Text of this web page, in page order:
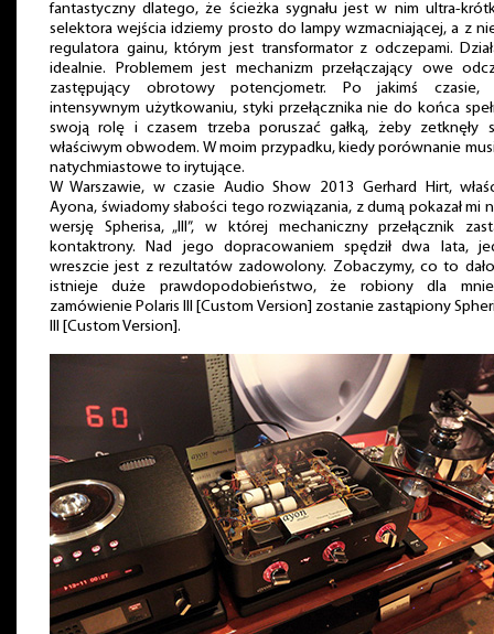
fantastyczny dlatego, że ścieżka sygnału jest w nim ultra-
selektora wejścia idziemy prosto do lampy wzmacniającej, a z
regulatora gainu, którym jest transformator z odczepami.
idealnie. Problemem jest mechanizm przełączający owe
zastępujący obrotowy potencjometr. Po jakimś czasie,
intensywnym użytkowaniu, styki przełącznika nie do końca
swoją rolę i czasem trzeba poruszać gałką, żeby zetknęły
właściwym obwodem. W moim przypadku, kiedy porównanie
natychmiastowe to irytujące.
W Warszawie, w czasie Audio Show 2013 Gerhard Hirt,
Ayona, świadomy słabości tego rozwiązania, z dumą pokazał mi
wersję Spherisa, „III”, w której mechaniczny przełącznik
kontaktrony. Nad jego dopracowaniem spędził dwa lata,
wreszcie jest z rezultatów zadowolony. Zobaczymy, co to
istnieje duże prawdopodobieństwo, że robiony dla
zamówienie Polaris III [Custom Version] zostanie zastąpiony
III [Custom Version].